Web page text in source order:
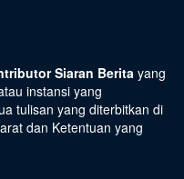
Siaran Berita yang
instansi yang
tulisan yang diterbitkan di
dan Ketentuan yang